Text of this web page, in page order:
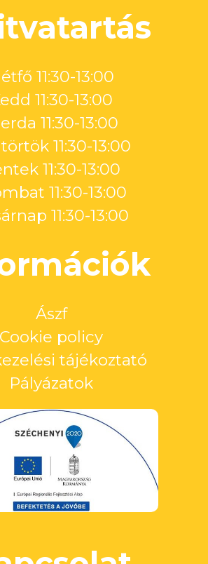
11:30-13:00
11:30-13:00
11:30-13:00
11:30-13:00
11:30-13:00
11:30-13:00
11:30-13:00
Ászf
Cookie policy
tájékoztató
Pályázatok